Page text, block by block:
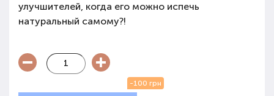
улучшителей, когда его можно испечь
натуральный самому?!
-100 грн